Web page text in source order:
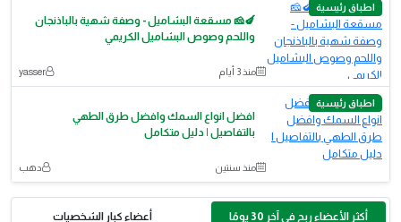
اطباق رئيسية
🍆🧀 مسقعة البشاميل - وصفة شهية بالباذنجان
واللحم وصوص البشاميل الكريمي
منذ 3 أيام yasser
اطباق رئيسية
افضل انواع السمك وافضل طرق الطهي
بالتفاصيل | دليل متكامل
منذ سنتين دهب
أكثر الأعضاء ربح في آخر 30 يومًا أعضاء كبار الشخصيات